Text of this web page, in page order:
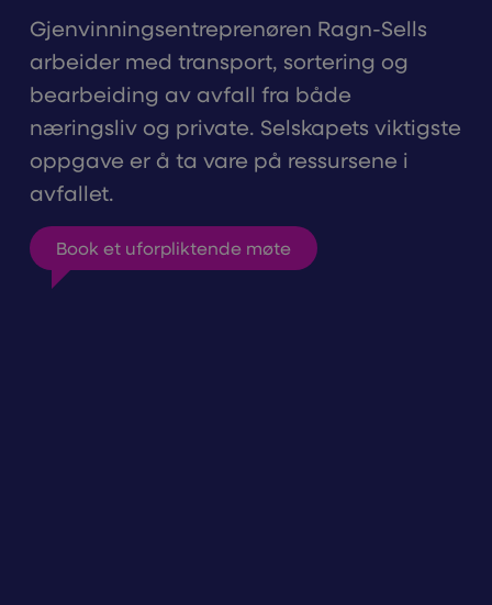
Gjenvinningsentreprenøren Ragn-Sells
arbeider med transport, sortering og
bearbeiding av avfall fra både
næringsliv og private. Selskapets viktigste
oppgave er å ta vare på ressursene i
avfallet.
Book et uforpliktende møte